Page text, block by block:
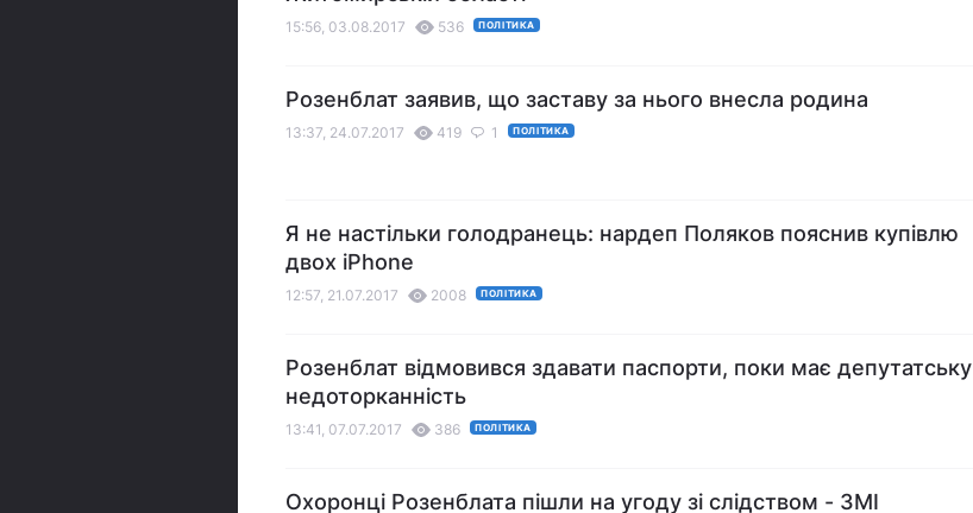
15:56, 03.08.2017 536 ПОЛІТИКА
Розенблат заявив, що заставу за нього внесла родина
13:37, 24.07.2017 419 1 ПОЛІТИКА
Я не настільки голодранець: нардеп Поляков пояснив купівлю
двох іPhone
12:57, 21.07.2017 2008 ПОЛІТИКА
Розенблат відмовився здавати паспорти, поки має депутатську
недоторканність
13:41, 07.07.2017 386 ПОЛІТИКА
Охоронці Розенблата пішли на угоду зі слідством - ЗМІ